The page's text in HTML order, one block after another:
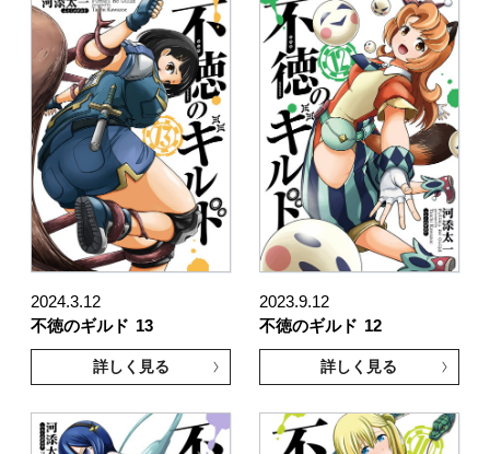
2024.3.12
不徳のギルド 13
詳しく見る
2023.9.12
不徳のギルド 12
詳しく見る